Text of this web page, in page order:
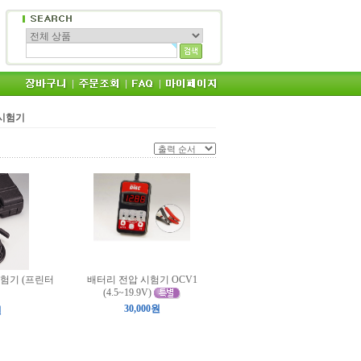
험기
기 (프린터
배터리 전압 시험기 OCV1
(4.5~19.9V)
30,000원